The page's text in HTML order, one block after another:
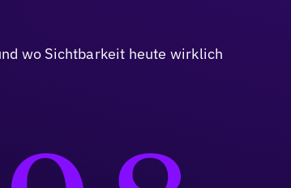
wo Sichtbarkeit heute wirklich